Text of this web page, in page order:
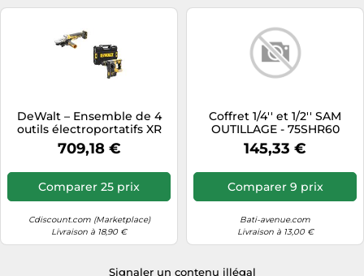
DeWalt – Ensemble de 4
outils électroportatifs XR
18V – 3x5Ah
709,18 €
Comparer 25 prix
Cdiscount.com (Marketplace)
Livraison à 18,90 €
Coffret 1/4'' et 1/2'' SAM
OUTILLAGE - 75SHR60
145,33 €
Comparer 9 prix
Bati-avenue.com
Livraison à 13,00 €
Signaler un contenu illégal